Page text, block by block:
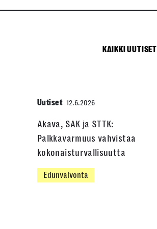
KAIKKI UUTISET
Uutiset 12.6.2026
Akava, SAK ja STTK:
Palkkavarmuus vahvistaa
kokonaisturvallisuutta
Edunvalvonta